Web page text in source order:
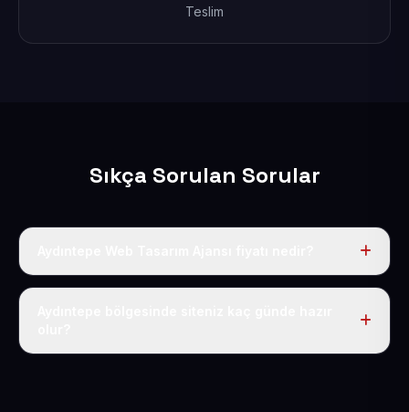
Teslim
Sıkça Sorulan Sorular
Tek fiyat uygulanır: yıllık 50 USD + KDV. Bu bedele alan